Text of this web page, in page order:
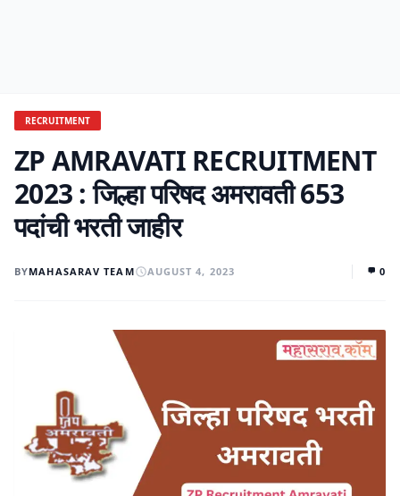
RECRUITMENT
ZP AMRAVATI RECRUITMENT
2023 : जिल्हा परिषद अमरावती 653
पदांची भरती जाहीर
BYMAHASARAV TEAM AUGUST 4, 2023 0